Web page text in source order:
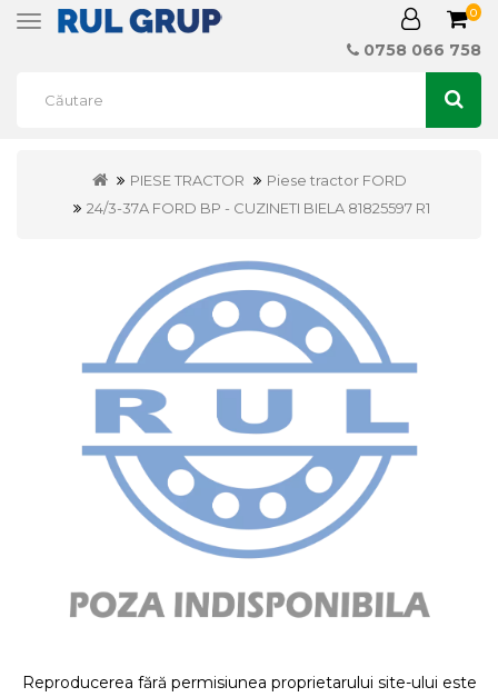
Toggle
0
0758 066 758
PIESE TRACTOR
Piese tractor FORD
24/3-37A FORD BP - CUZINETI BIELA 81825597 R1
Reproducerea fără permisiunea proprietarului site-ului este